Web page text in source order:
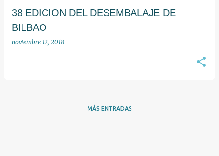
38 EDICION DEL DESEMBALAJE DE
BILBAO
noviembre 12, 2018
MÁS ENTRADAS